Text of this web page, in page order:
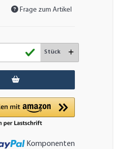
Frage zum Artikel
Stück
Komponenten